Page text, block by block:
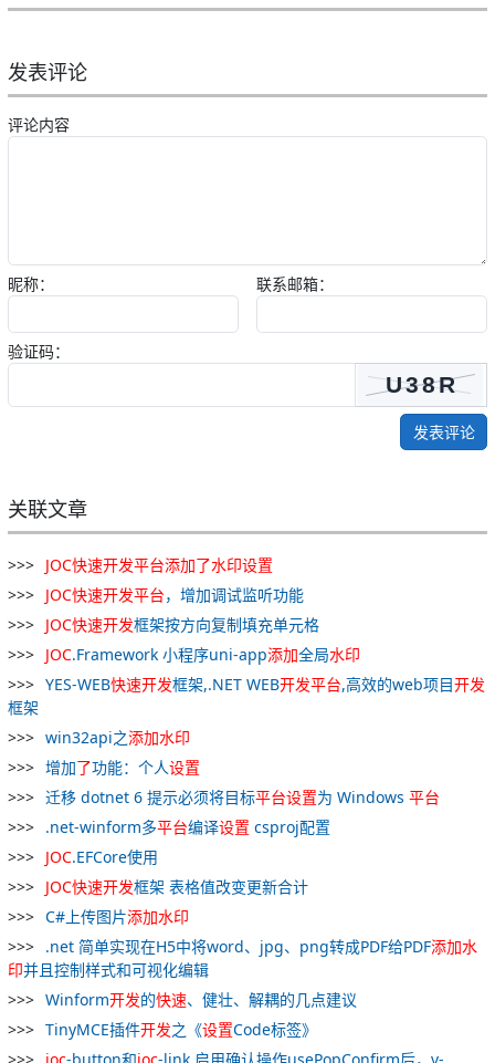
发表评论
评论内容
昵称： 联系邮箱：
验证码：
发表评论
关联文章
JOC快速开发平台添加了水印设置
JOC快速开发平台，增加调试监听功能
JOC快速开发框架按方向复制填充单元格
JOC.Framework 小程序uni-app添加全局水印
YES-WEB快速开发框架,.NET WEB开发平台,高效的web项目开发
框架
win32api之添加水印
增加了功能：个人设置
迁移 dotnet 6 提示必须将目标平台设置为 Windows 平台
.net-winform多平台编译设置 csproj配置
JOC.EFCore使用
JOC快速开发框架 表格值改变更新合计
C#上传图片添加水印
.net 简单实现在H5中将word、jpg、png转成PDF给PDF添加水
印并且控制样式和可视化编辑
Winform开发的快速、健壮、解耦的几点建议
TinyMCE插件开发之《设置Code标签》